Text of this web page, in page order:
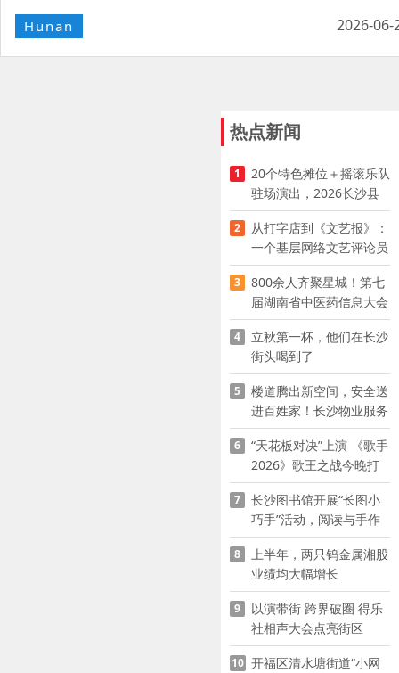
Hunan 2026-06-
热点新闻
1
20个特色摊位＋摇滚乐队
驻场演出，2026长沙县
夜市嘉年华启幕
2
从打字店到《文艺报》：
一个基层网络文艺评论员
的突围
3
800余人齐聚星城！第七
届湖南省中医药信息大会
开幕，AI正在“读懂”古老
中医
4
立秋第一杯，他们在长沙
街头喝到了
5
楼道腾出新空间，安全送
进百姓家！长沙物业服务
企业迅速推进“四大行动”
6
“天花板对决”上演 《歌手
2026》歌王之战今晚打
响
7
长沙图书馆开展“长图小
巧手”活动，阅读与手作
赋能少儿暑期成长
8
上半年，两只钨金属湘股
业绩均大幅增长
9
以演带街 跨界破圈 得乐
社相声大会点亮街区
10 开福区清水塘街道“小网